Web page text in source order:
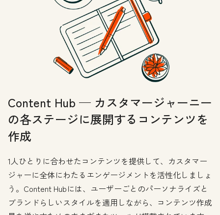
Content Hub — カスタマージャーニー
の各ステージに展開するコンテンツを
作成
1人ひとりに合わせたコンテンツを提供して、カスタマー
ジャーに全体にわたるエンゲージメントを活性化しましょ
う。Content Hubには、ユーザーごとのパーソナライズと
ブランドらしいスタイルを適用しながら、コンテンツ作成